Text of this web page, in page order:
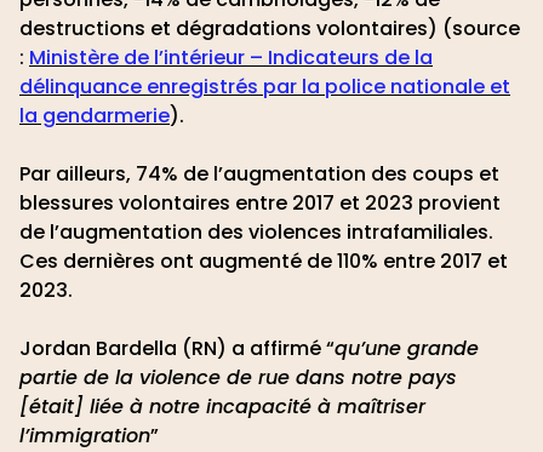
destructions et dégradations volontaires) (source
: Ministère de l’intérieur – Indicateurs de la
délinquance enregistrés par la police nationale et
la gendarmerie).
Par ailleurs, 74% de l’augmentation des coups et
blessures volontaires entre 2017 et 2023 provient
de l’augmentation des violences intrafamiliales.
Ces dernières ont augmenté de 110% entre 2017 et
2023.
Jordan Bardella (RN) a affirmé “qu’une grande
partie de la violence de rue dans notre pays
[était] liée à notre incapacité à maîtriser
l’immigration”